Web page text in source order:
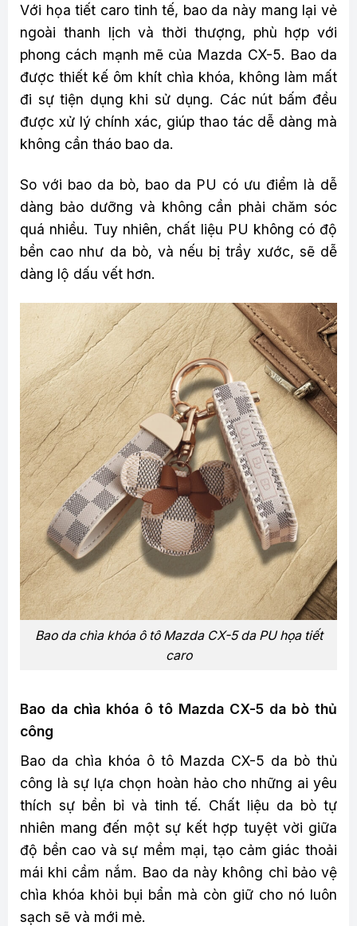
Với họa tiết caro tinh tế, bao da này mang lại vẻ
ngoài thanh lịch và thời thượng, phù hợp với
phong cách mạnh mẽ của Mazda CX-5. Bao da
được thiết kế ôm khít chìa khóa, không làm mất
đi sự tiện dụng khi sử dụng. Các nút bấm đều
được xử lý chính xác, giúp thao tác dễ dàng mà
không cần tháo bao da.
So với bao da bò, bao da PU có ưu điểm là dễ
dàng bảo dưỡng và không cần phải chăm sóc
quá nhiều. Tuy nhiên, chất liệu PU không có độ
bền cao như da bò, và nếu bị trầy xước, sẽ dễ
dàng lộ dấu vết hơn.
Bao da chìa khóa ô tô Mazda CX-5 da PU họa tiết
caro
Bao da chìa khóa ô tô Mazda CX-5 da bò thủ
công
Bao da chìa khóa ô tô Mazda CX-5 da bò thủ
công là sự lựa chọn hoàn hảo cho những ai yêu
thích sự bền bỉ và tinh tế. Chất liệu da bò tự
nhiên mang đến một sự kết hợp tuyệt vời giữa
độ bền cao và sự mềm mại, tạo cảm giác thoải
mái khi cầm nắm. Bao da này không chỉ bảo vệ
chìa khóa khỏi bụi bẩn mà còn giữ cho nó luôn
sạch sẽ và mới mẻ.